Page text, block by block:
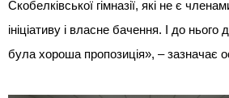
Скобелківської гімназії, які не є
ініціативу і власне бачення. І до
була хороша пропозиція», – зазначає